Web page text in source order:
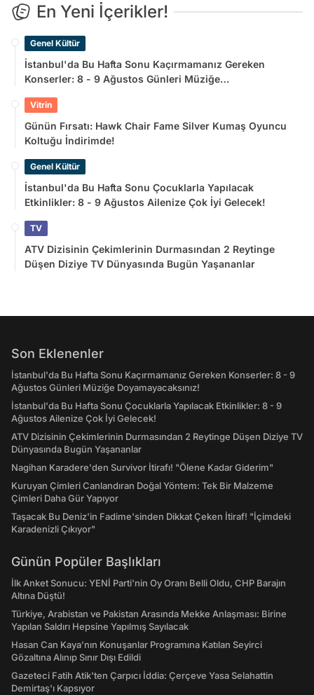
En Yeni İçerikler!
Genel Kültür
İstanbul'da Bu Hafta Sonu Kaçırmamanız Gereken
Konserler: 8 - 9 Ağustos Günleri Müziğe
Vitrin
Günün Fırsatı: Hawk Chair Fame Silver Kumaş Oyuncu
Koltuğu İndirimde!
Genel Kültür
İstanbul'da Bu Hafta Sonu Çocuklarla Yapılacak
Etkinlikler: 8 - 9 Ağustos Ailenize Çok İyi Gelecek!
TV
ATV Dizisinin Çekimlerinin Durmasından 2 Reytinge
Düşen Diziye TV Dünyasında Bugün Yaşananlar
Son Eklenenler
İstanbul'da Bu Hafta Sonu Kaçırmamanız Gereken Konserler: 8 - 9
Ağustos Günleri Müziğe Doyamayacaksınız!
İstanbul'da Bu Hafta Sonu Çocuklarla Yapılacak Etkinlikler: 8 - 9
Ağustos Ailenize Çok İyi Gelecek!
ATV Dizisinin Çekimlerinin Durmasından 2 Reytinge Düşen Diziye TV
Dünyasında Bugün Yaşananlar
Nagihan Karadere'den Survivor İtirafı! "Ölene Kadar Giderim"
Kuruyan Çimleri Canlandıran Doğal Yöntem: Tek Bir Malzeme
Çimleri Daha Gür Yapıyor
Taşacak Bu Deniz'in Fadime'sinden Dikkat Çeken İtiraf! "İçimdeki
Karadenizli Çıkıyor"
Günün Popüler Başlıkları
İlk Anket Sonucu: YENİ Parti'nin Oy Oranı Belli Oldu, CHP Barajın
Altına Düştü!
Türkiye, Arabistan ve Pakistan Arasında Mekke Anlaşması: Birine
Yapılan Saldırı Hepsine Yapılmış Sayılacak
Hasan Can Kaya’nın Konuşanlar Programına Katılan Seyirci
Gözaltına Alınıp Sınır Dışı Edildi
Gazeteci Fatih Atik'ten Çarpıcı İddia: Çerçeve Yasa Selahattin
Demirtaş'ı Kapsıyor